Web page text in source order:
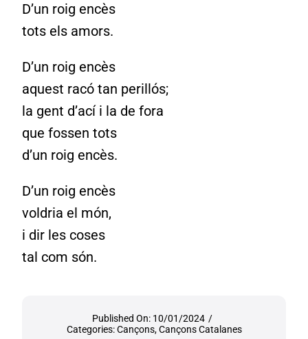
D’un roig encès
tots els amors.
D’un roig encès
aquest racó tan perillós;
la gent d’ací i la de fora
que fossen tots
d’un roig encès.
D’un roig encès
voldria el món,
i dir les coses
tal com són.
Published On: 10/01/2024 /
Categories:Cançons,Cançons Catalanes